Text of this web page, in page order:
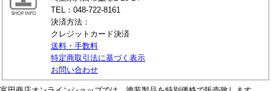
TEL：048-722-8161
決済方法：
クレジットカード決済
送料・手数料
特定商取引法に基づく表示
お問い合わせ